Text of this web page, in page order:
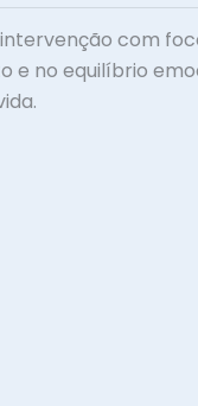
com
e no equilíbrio